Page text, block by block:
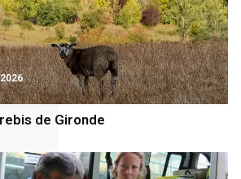
de Gironde